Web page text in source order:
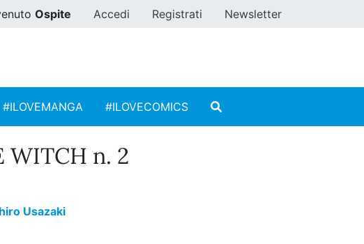
Ospite Accedi Registrati Newsletter
#ILOVEMANGA #ILOVECOMICS
WITCH n. 2
Usazaki